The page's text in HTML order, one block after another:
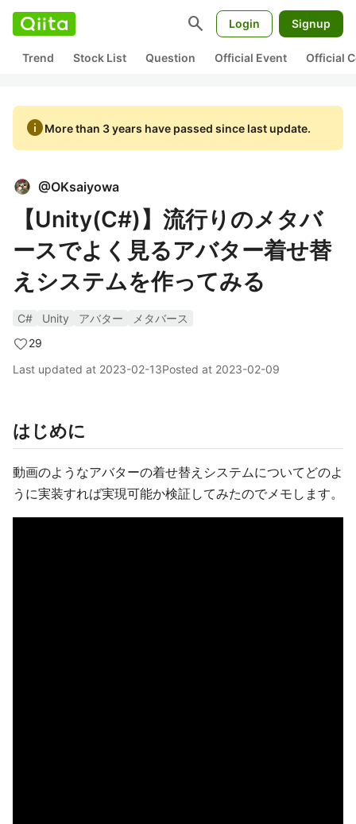
search Login Signup
Trend Stock List Question Official Event Official
infoMore than 3 years have passed since last update.
@OKsaiyowa
【Unity(C#)】流行りのメタバ
ースでよく見るアバター着せ替
えシステムを作ってみる
C# Unity アバター
メタバース
29
Last updated at 2023-02-13Posted at 2023-02-09
はじめに
動画のようなアバターの着せ替えシステムについてどのよ
うに実装すれば実現可能か検証してみたのでメモします。